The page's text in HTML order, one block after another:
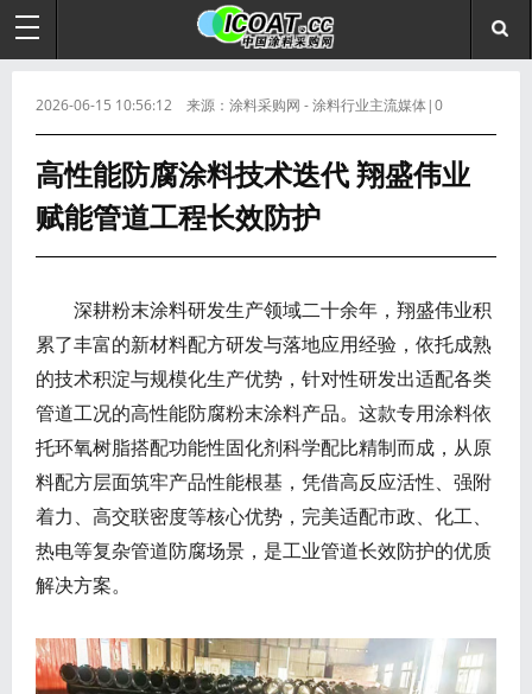
2026-06-15 10:56:12 来源：涂料采购网 - 涂料行业主流媒体|0
高性能防腐涂料技术迭代 翔盛伟业
赋能管道工程长效防护
深耕粉末涂料研发生产领域二十余年，翔盛伟业积
累了丰富的新材料配方研发与落地应用经验，依托成熟
的技术积淀与规模化生产优势，针对性研发出适配各类
管道工况的高性能防腐粉末涂料产品。这款专用涂料依
托环氧树脂搭配功能性固化剂科学配比精制而成，从原
料配方层面筑牢产品性能根基，凭借高反应活性、强附
着力、高交联密度等核心优势，完美适配市政、化工、
热电等复杂管道防腐场景，是工业管道长效防护的优质
解决方案。